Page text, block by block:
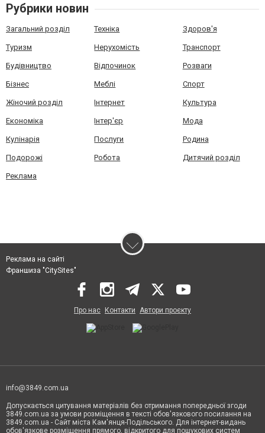
Рубрики новин
Загальний розділ Техніка Здоров'я
Туризм Нерухомість Транспорт
Будівництво Відпочинок Розваги
Бізнес Меблі Спорт
Жіночий розділ Інтернет Культура
Економіка Інтер'єр Мода
Кулінарія Послуги Родина
Подорожі Робота Дитячий розділ
Реклама
Реклама на сайті
Франшиза "CitySites"
Про нас Контакти Автори проєкту
info@3849.com.ua
Допускається цитування матеріалів без отримання попередньої згоди
3849.com.ua за умови розміщення в тексті обов'язкового посилання на
3849.com.ua - Сайт міста Кам'янця-Подільського. Для інтернет-видань
обов'язкове розміщення прямого, відкритого для пошукових систем